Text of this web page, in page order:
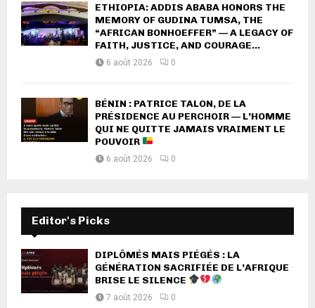
ETHIOPIA: ADDIS ABABA HONORS THE
MEMORY OF GUDINA TUMSA, THE
“AFRICAN BONHOEFFER” — A LEGACY OF
FAITH, JUSTICE, AND COURAGE...
6 août 2026 0
BÉNIN : PATRICE TALON, DE LA
PRÉSIDENCE AU PERCHOIR — L’HOMME
QUI NE QUITTE JAMAIS VRAIMENT LE
POUVOIR
6 août 2026 0
Editor's Picks
DIPLÔMÉS MAIS PIÉGÉS : LA
GÉNÉRATION SACRIFIÉE DE L’AFRIQUE
BRISE LE SILENCE
7 août 2026 0